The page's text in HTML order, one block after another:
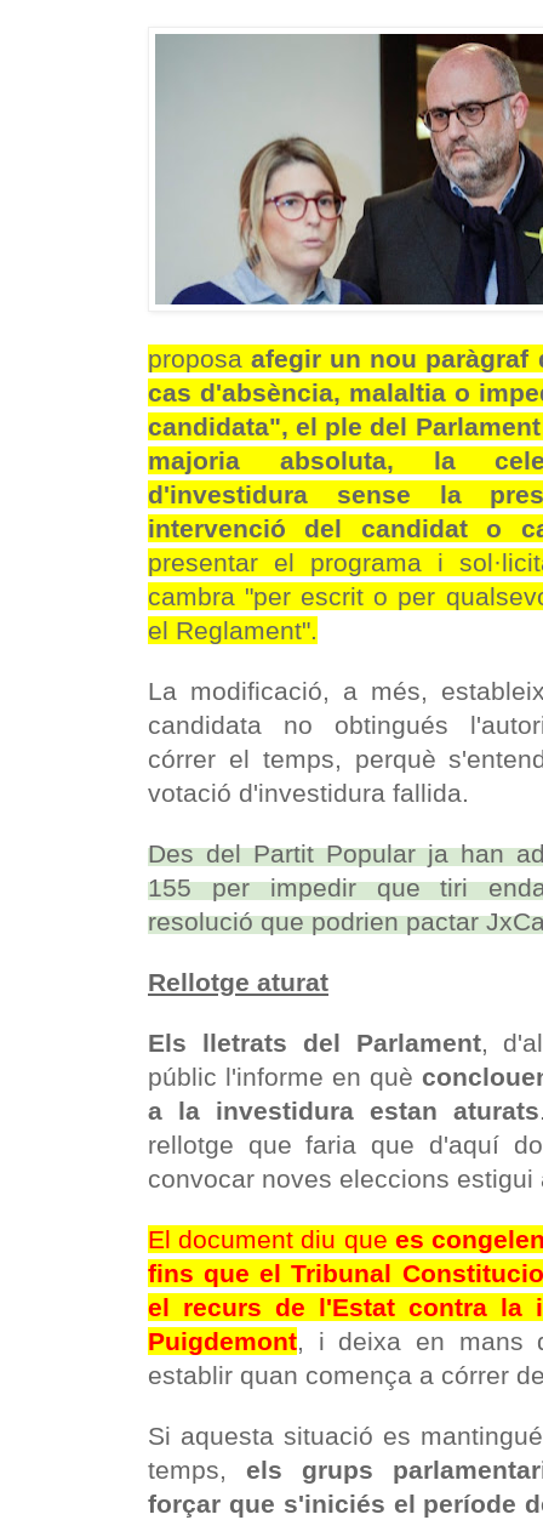
proposaafegir un nou paràgraf
cas d'absència, malaltia o
candidata", el ple del
majoria absoluta, la
d'investidura sense la
intervenció del candidat o
presentar el programa i
cambra "per escrit o per
el Reglament".
La modificació, a més,
candidata no obtingués
córrer el temps, perquè
votació d'investidura fallida.
Des del Partit Popular ja han
155 per impedir que tiri
resolució que podrien pactar
Rellotge aturat
Els lletrats del Parlament,
públic l'informe en què
a la investidura estan aturats
rellotge que faria que d'aquí
convocar noves eleccions estigui
El document diu que es
fins que el Tribunal
el recurs de l'Estat contra la
Puigdemont, i deixa en mans
establir quan comença a córrer
Si aquesta situació es
temps, els grups
forçar que s'iniciés el període